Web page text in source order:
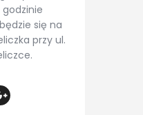
godzinie
się na
przy ul.